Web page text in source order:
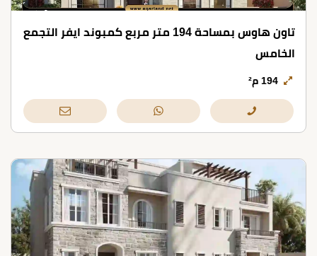
تاون هاوس بمساحة 194 متر مربع كمبوند ايفر التجمع
الخامس
194 م²